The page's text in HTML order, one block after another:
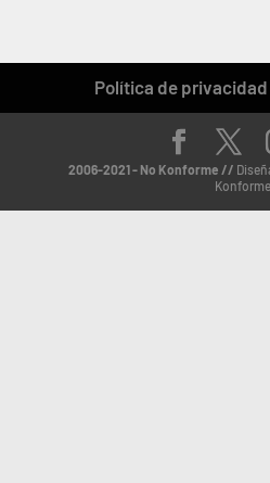
Política de privacidad
2006-2021 - No Konforme //
Konforme